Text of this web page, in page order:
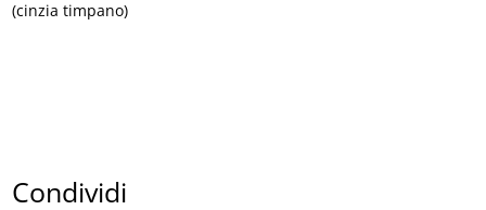
(cinzia timpano)
Condividi